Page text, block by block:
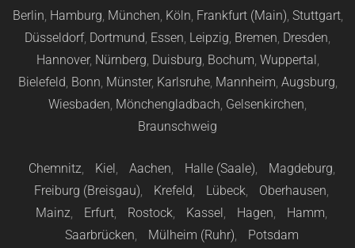
Berlin, Hamburg, München, Köln, Frankfurt (Main), Stuttgart,
Düsseldorf, Dortmund, Essen, Leipzig, Bremen, Dresden,
Hannover, Nürnberg, Duisburg, Bochum, Wuppertal,
Bielefeld, Bonn, Münster, Karlsruhe, Mannheim, Augsburg,
Wiesbaden, Mönchengladbach, Gelsenkirchen,
Braunschweig
Chemnitz, Kiel, Aachen, Halle (Saale), Magdeburg,
Freiburg (Breisgau), Krefeld, Lübeck, Oberhausen,
Mainz, Erfurt, Rostock, Kassel, Hagen, Hamm,
Saarbrücken, Mülheim (Ruhr), Potsdam